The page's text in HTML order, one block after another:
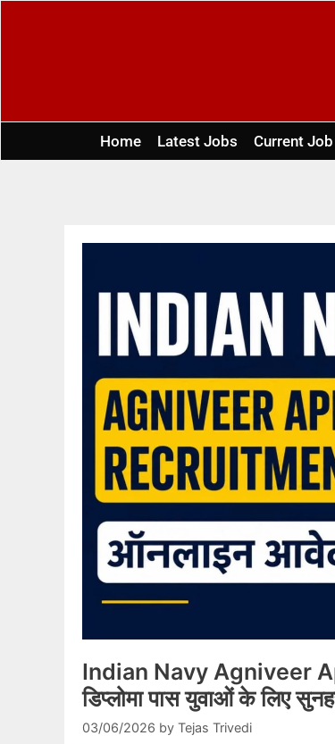
Home Latest Jobs Current Job
Indian Navy Agniveer
डिप्लोमा पास युवाओं के लिए
03/06/2026 by Tejas Trivedi